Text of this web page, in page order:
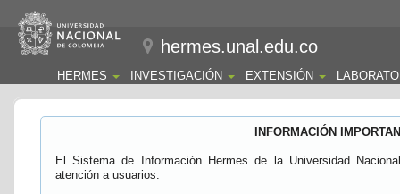
hermes.unal.edu.co
HERMES INVESTIGACIÓN EXTENSIÓN
INFORMACIÓN
El Sistema de Información Hermes de la Universidad
atención a usuarios: